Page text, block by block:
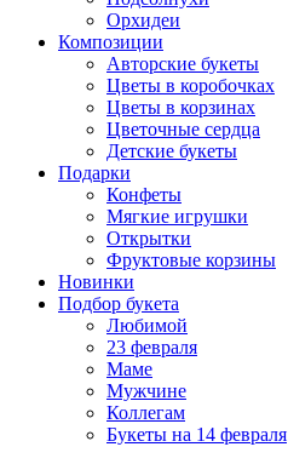
Орхидеи
Композиции
Авторские букеты
Цветы в коробочках
Цветы в корзинах
Цветочные сердца
Детские букеты
Подарки
Конфеты
Мягкие игрушки
Открытки
Фруктовые корзины
Новинки
Подбор букета
Любимой
23 февраля
Маме
Мужчине
Коллегам
Букеты на 14 февраля